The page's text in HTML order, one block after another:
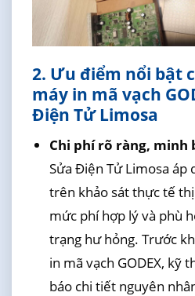
2. Ưu điểm nổi bật
máy in mã vạch
Điện Tử Limosa
Chi phí rõ ràng, minh
Sửa Điện Tử Limosa áp
trên khảo sát thực tế
mức phí hợp lý và phù
trạng hư hỏng. Trước
in mã vạch GODEX, kỹ
báo chi tiết nguyên